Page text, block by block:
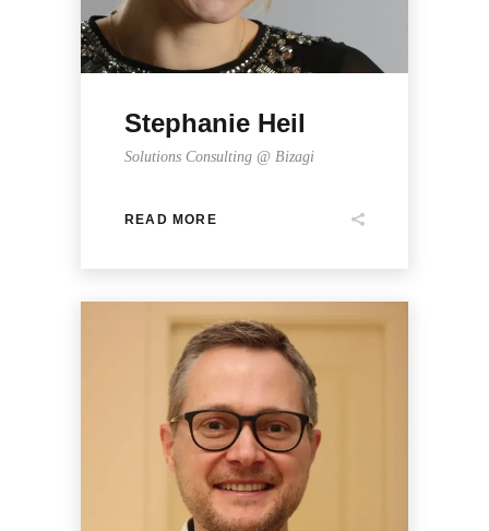
Stephanie Heil
Solutions Consulting @ Bizagi
READ MORE